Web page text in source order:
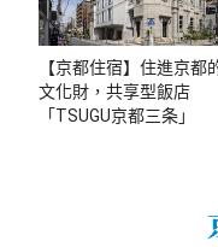
【京都住宿】住進京都
文化財，共享型飯店
「TSUGU京都三条」